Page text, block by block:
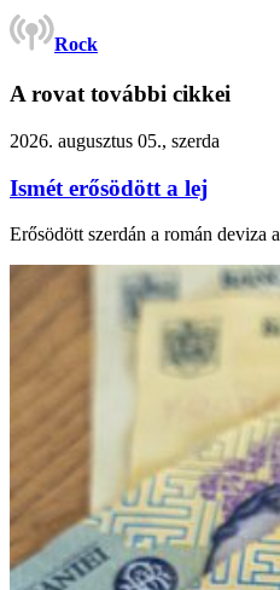
Rock
A rovat további cikkei
2026. augusztus 05., szerda
Ismét erősödött a lej
Erősödött szerdán a román deviza